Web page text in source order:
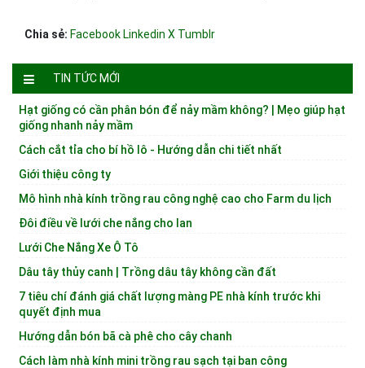
Chia sẻ: Facebook Linkedin X Tumblr
TIN TỨC MỚI
Hạt giống có cần phân bón để nảy mầm không? | Mẹo giúp hạt
giống nhanh nảy mầm
Cách cắt tỉa cho bí hồ lô - Hướng dẫn chi tiết nhất
Giới thiệu công ty
Mô hình nhà kính trồng rau công nghệ cao cho Farm du lịch
Đôi điều về lưới che nắng cho lan
Lưới Che Nắng Xe Ô Tô
Dâu tây thủy canh | Trồng dâu tây không cần đất
7 tiêu chí đánh giá chất lượng màng PE nhà kính trước khi
quyết định mua
Hướng dẫn bón bã cà phê cho cây chanh
Cách làm nhà kính mini trồng rau sạch tại ban công